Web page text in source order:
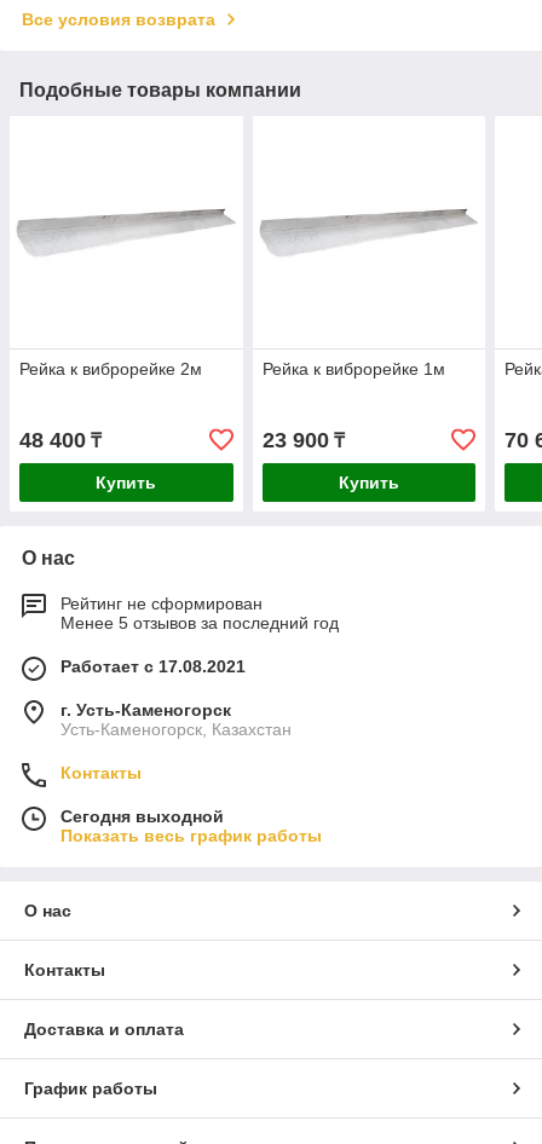
Все условия возврата
Подобные товары компании
Рейка к виброрейке 2м
48 400 ₸
Купить
Рейка к виброрейке 1м
23 900₸
Купить
70
О нас
Рейтинг не сформирован
Менее 5 отзывов за последний год
Работает с 17.08.2021
г. Усть-Каменогорск
Усть-Каменогорск, Казахстан
Контакты
Сегодня выходной
Показать весь график работы
О нас
Контакты
Доставка и оплата
График работы